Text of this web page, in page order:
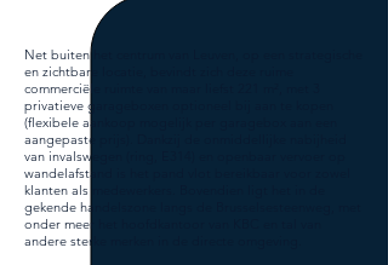
Net buiten het centrum van Leuven, op een strategische
en zichtbare locatie, bevindt zich deze ruime
commerciële ruimte van maar liefst 221 m², met 3
privatieve garageboxen optioneel bij aan te kopen
(flexibele aankoop mogelijk per garagebox aan een
aangepaste prijs). Dankzij de onmiddellijke nabijheid
van invalswegen (ring, E314) en openbaar vervoer op
wandelafstand is het pand vlot bereikbaar voor zowel
klanten als medewerkers. Bovendien ligt het in de
gekende handelszone langs de Brusselsesteenweg, met
onder meer het hoofdkantoor van KBC en tal van
andere sterke merken in de directe omgeving.